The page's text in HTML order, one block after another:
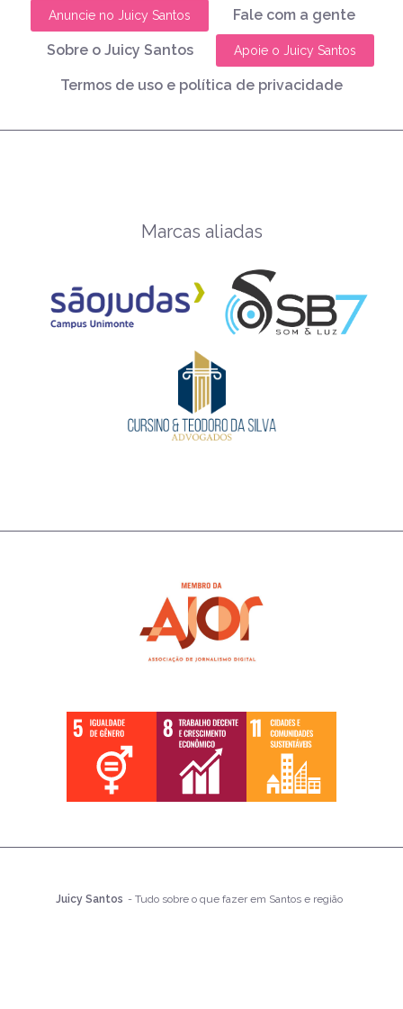
Anuncie no Juicy Santos Fale com a gente
Sobre o Juicy Santos Apoie o Juicy Santos
Termos de uso e política de privacidade
Marcas aliadas
Juicy Santos - Tudo sobre o que fazer em Santos e região